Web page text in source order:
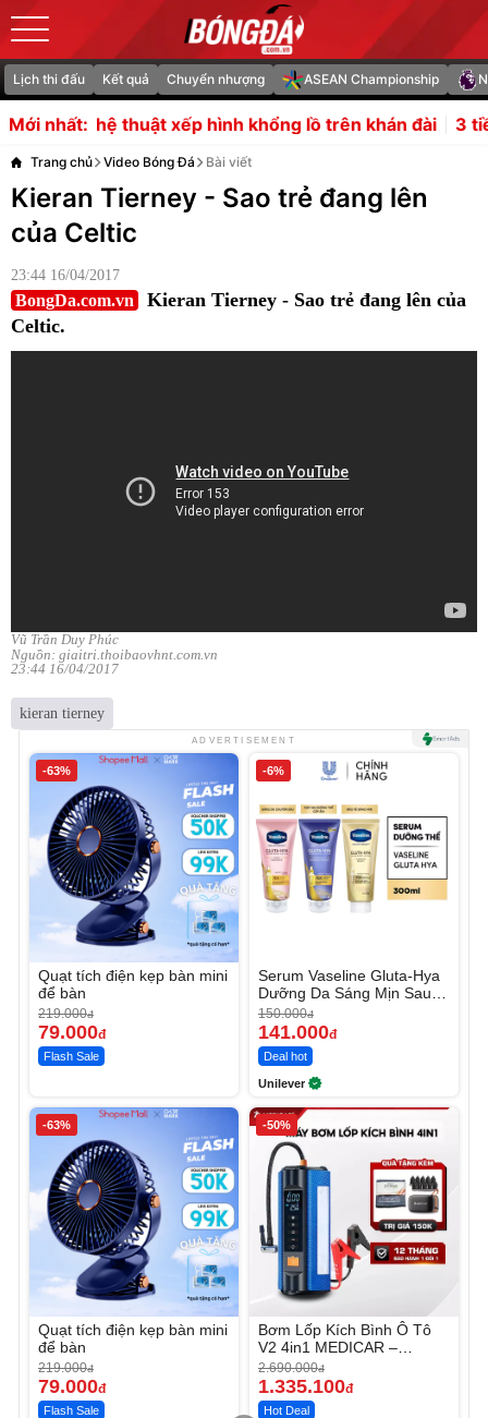
Lịch thi đấu Kết quả Chuyển nhượng ASEAN Championship
Mới nhất:
xếp hình khổng lồ trên khán đài 3 tiền vệ có khả
Trang chủ Video Bóng Đá Bài viết
Kieran Tierney - Sao trẻ đang lên
của Celtic
23:44 16/04/2017
BongDa.com.vn
Kieran Tierney - Sao trẻ đang lên của
Celtic.
Vũ Trần Duy Phúc
Nguồn: giaitri.thoibaovhnt.com.vn
23:44 16/04/2017
kieran tierney
ADVERTISEMENT
-63%
Quạt tích điện kẹp bàn mini
để bàn
219.000đ
79.000đ
Flash Sale
-6%
Serum Vaseline Gluta-Hya
Dưỡng Da Sáng Mịn Sau 7
Ngày
150.000đ
141.000đ
Deal hot
Unilever
-63%
Quạt tích điện kẹp bàn mini
để bàn
219.000đ
79.000đ
Flash Sale
-50%
Bơm Lốp Kích Bình Ô Tô
V2 4in1 MEDICAR –
12.000mAh
2.690.000đ
1.335.100đ
Hot Deal